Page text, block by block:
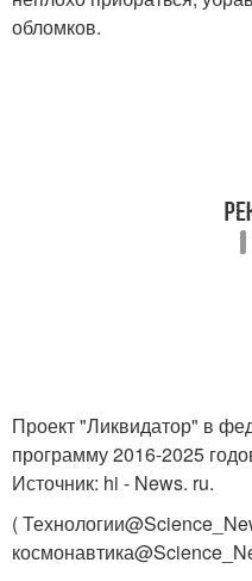
обломков.
Проект "Ликвидатор" в
программу 2016-2025
Источник: hi - News. ru.
(